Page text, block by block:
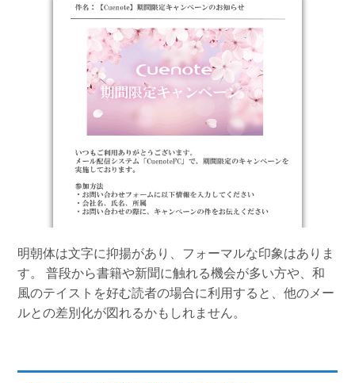
明朝体は文字に抑揚があり、フォーマルな印象はありま
す。 普段から書籍や新聞に触れる機会が多い方や、和
風のテイストを好む読者の場合に利用すると、他のメー
ルとの差別化が図れるかもしれません。